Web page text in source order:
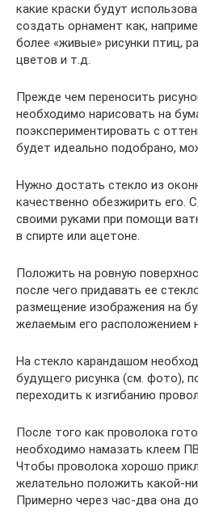
какие краски будут
создать орнамент как,
более «живые» рисунки птиц,
цветов и т.д.
Прежде чем переносить
необходимо нарисовать на
поэкспериментировать с
будет идеально подобрано,
Нужно достать стекло из
качественно обезжирить его.
своими руками при помощи
в спирте или ацетоне.
Положить на ровную
после чего придавать ее
размещение изображения на
желаемым его расположением
На стекло карандашом
будущего рисунка (см. фото),
переходить к изгибанию
После того как проволока
необходимо намазать клеем
Чтобы проволока хорошо
желательно положить какой-
Примерно через час-два она